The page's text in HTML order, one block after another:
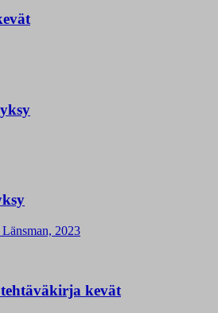
2023
tehtäväkirja kevät